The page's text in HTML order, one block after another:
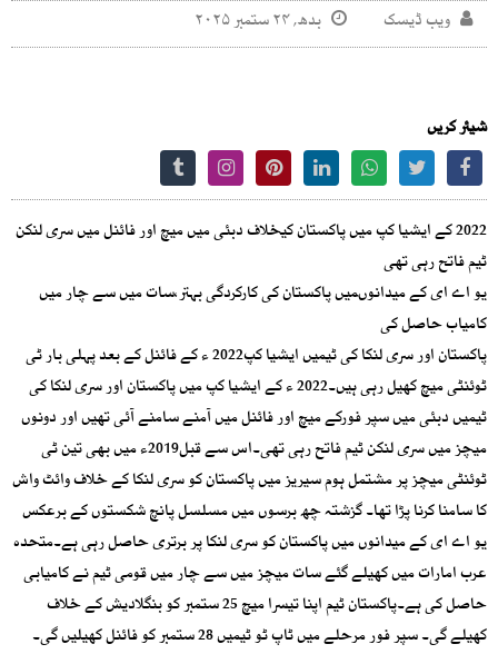
ویب ڈیسک بدھ, ۲۴ ستمبر ۲۰۲۵
شیئر کریں
2022 کے ایشیا کپ میں پاکستان کیخلاف دبئی میں میچ اور فائنل میں سری لنکن
ٹیم فاتح رہی تھی
یو اے ای کے میدانوںمیں پاکستان کی کارکردگی بہتر،سات میں سے چار میں
کامیاب حاصل کی
پاکستان اور سری لنکا کی ٹیمیں ایشیا کپ2022 ء کے فائنل کے بعد پہلی بار ٹی
ٹوئنٹی میچ کھیل رہی ہیں۔2022 ء کے ایشیا کپ میں پاکستان اور سری لنکا کی
ٹیمیں دبئی میں سپر فورکے میچ اور فائنل میں آمنے سامنے آئی تھیں اور دونوں
میچز میں سری لنکن ٹیم فاتح رہی تھی۔اس سے قبل2019ء میں بھی تین ٹی
ٹوئنٹی میچز پر مشتمل ہوم سیریز میں پاکستان کو سری لنکا کے خلاف وائٹ واش
کا سامنا کرنا پڑا تھا۔ گزشتہ چھ برسوں میں مسلسل پانچ شکستوں کے برعکس
یو اے ای کے میدانوں میں پاکستان کو سری لنکا پر برتری حاصل رہی ہے۔متحدہ
عرب امارات میں کھیلے گئے سات میچز میں سے چار میں قومی ٹیم نے کامیابی
حاصل کی ہے۔پاکستان ٹیم اپنا تیسرا میچ 25 ستمبر کو بنگلادیش کے خلاف
کھیلے گی۔ سپر فور مرحلے میں ٹاپ ٹو ٹیمیں 28 ستمبر کو فائنل کھیلیں گی۔